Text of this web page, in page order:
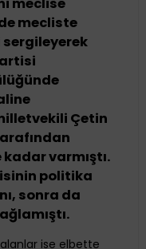
mecliste
Çetin
varmıştı.
politika
sonra da
alanlar ise elbette